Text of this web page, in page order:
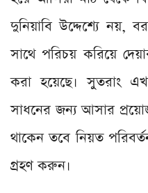
দুনিয়াবি উদ্দেশ্যে নয়,
সাথে পরিচয় করিয়ে
করা হয়েছে। সুতরাং
সাধনের জন্য আসার
থাকেন তবে নিয়ত
গ্রহণ করুন।